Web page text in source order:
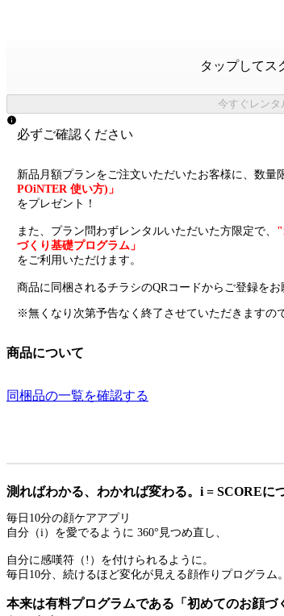
タップしてス
今すぐレンタ
必ずご確認ください
新品月額プランをご注文いただいたお客様に、数量
POiNTER 使い方)」
をプレゼント！
また、プラン問わずレンタルいただいた方限定で、
づくり基礎プログラム」
をご利用いただけます。
商品に同梱されるチラシのQRコードからご登録をお
※無くなり次第予告なく終了させていただきますの
商品について
同梱品の一覧を確認する
測ればわかる、わかれば変わる。i = SCOREに
毎日10分の顔ケアアプリ
自分（i）を愛でるように 360°見つめ直し、
自分に感嘆符（!）を付けられるように。
毎日10分、続けるほど変化が見える顔作りプログラム。
本来は有料プログラムである「初めてのお顔